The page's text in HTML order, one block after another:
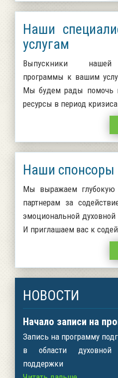
Наши
услугам
Выпускники нашей
программы к вашим
Мы будем рады помочь
ресурсы в период
Наши спонсоры
Мы выражаем глубокую
партнерам за
эмоциональной
И приглашаем вас к
НОВОСТИ
Начало записи на
Запись на программу
в области
поддержки